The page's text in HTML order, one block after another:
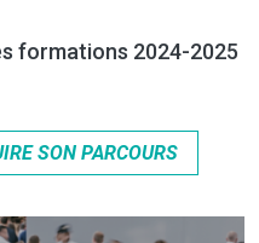
formations 2024-2025
SON PARCOURS